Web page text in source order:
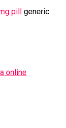
pill generic
online